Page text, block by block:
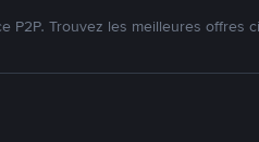
P2P. Trouvez les meilleures offres